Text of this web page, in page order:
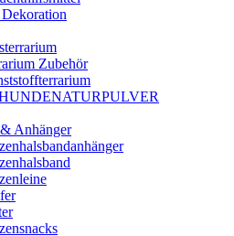
Zubehör
Anhänger